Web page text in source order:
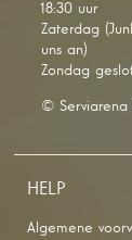
18:30 uur
Zaterdag
uns an)
Zondag
© Serviarena
HELP
Algemene